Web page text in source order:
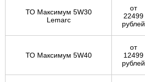
ТО Максимум 5W30
Lemarc
от
22499
рублей
ТО Максимум 5W40
от
12499
рублей